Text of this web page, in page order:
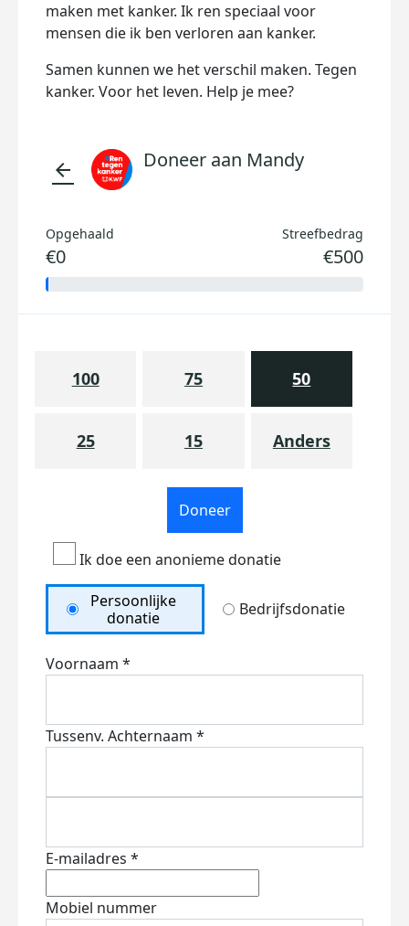
maken met kanker. Ik ren speciaal voor
mensen die ik ben verloren aan kanker.
Samen kunnen we het verschil maken. Tegen
kanker. Voor het leven. Help je mee?
arrow_back Doneer aan Mandy
Opgehaald
€0
Streefbedrag
€500
100 75 50
25 15 Anders
Doneer
Ik doe een anonieme donatie
Persoonlijke
donatie
Bedrijfsdonatie
Voornaam *
Tussenv. Achternaam *
E-mailadres *
Mobiel nummer